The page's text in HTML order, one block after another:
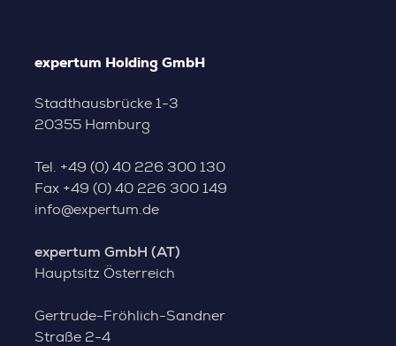
expertum Holding GmbH
Stadthausbrücke 1-3
20355 Hamburg
Tel. +49 (0) 40 226 300 130
Fax +49 (0) 40 226 300 149
info@expertum.de
expertum GmbH (AT)
Hauptsitz Österreich
Gertrude-Fröhlich-Sandner
Straße 2-4